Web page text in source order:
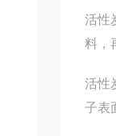
活性
料，
活性
子表